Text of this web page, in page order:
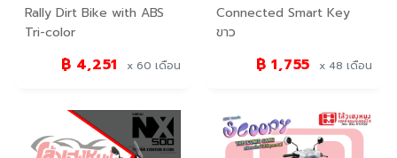
Rally Dirt Bike with ABS
Tri-color
฿ 4,251 x 60 เดือน
Connected Smart Key
ขาว
฿ 1,755 x 48 เดือน